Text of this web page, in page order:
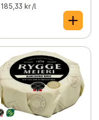
185,33 kr /l